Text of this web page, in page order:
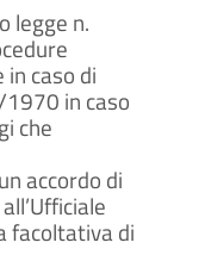
legge n.
caso di
in caso
che
accordo di
facoltativa di